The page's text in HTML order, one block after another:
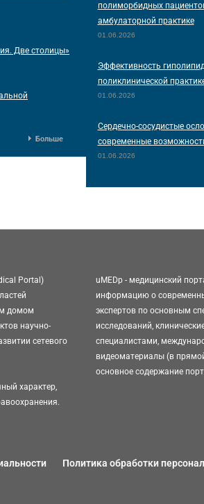
Две столицы»
Больше
полиморбидных
амбулаторной практике
01.06.2026
Эффективность
поликлинической
01.06.2026
Сердечно-сосудистые
современные
01.06.2026
Portal)
домом
научно-
сетевого
характер,
uMEDp - медицинский
информацию о
экспертов по основным
исследований,
специалистами,
видеоматериалы (в
основное содержание
Политика обработки